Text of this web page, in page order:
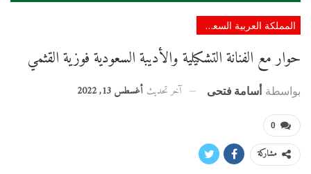
المملكة العربية السعودية
حوار مع الفنانة التشكيلية والأديبة السعودية فوزية القثمي
بواسطة أسامة فتحى آخر تحديث أغسطس 13, 2022
0
مشاركة